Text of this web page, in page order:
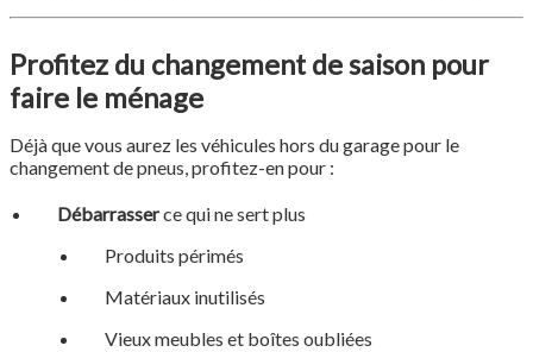
Profitez du changement de saison pour
faire le ménage
Déjà que vous aurez les véhicules hors du garage pour le
changement de pneus, profitez-en pour :
Débarrasserce qui ne sert plus
Produits périmés
Matériaux inutilisés
Vieux meubles et boîtes oubliées